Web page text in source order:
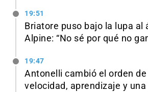
19:51
Briatore puso bajo la lupa al
Alpine: “No sé por qué no
19:47
Antonelli cambió el orden
velocidad, aprendizaje y